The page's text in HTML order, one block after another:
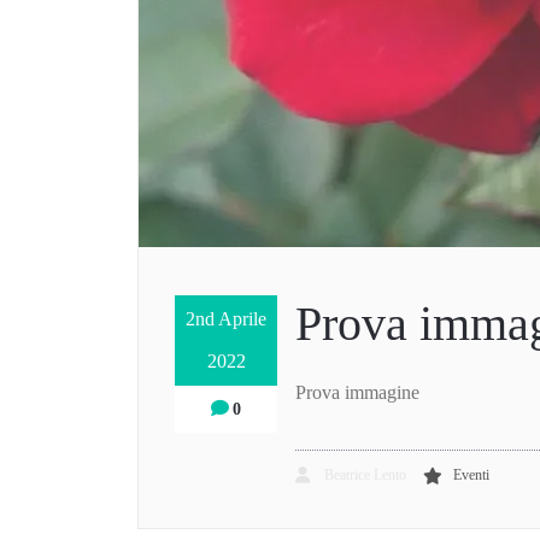
2nd Aprile
2022
0
Prova
Prova immagine
Eventi